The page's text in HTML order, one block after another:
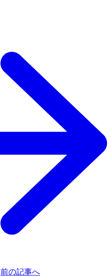
前の記事へ